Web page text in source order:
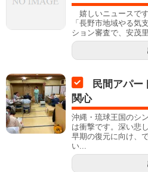
嬉しいニュースで
「長野市地域やる気
ション審査で、安茂
民間アパー
関心
沖縄・琉球王国のシ
は衝撃です。深い悲
早期の復元に向け、
い...